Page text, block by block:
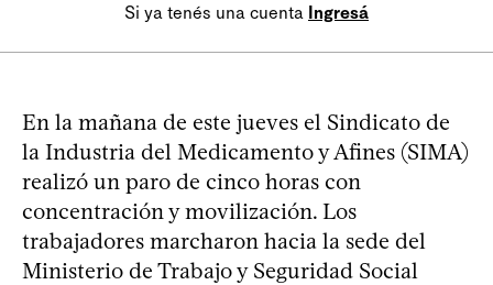
Si ya tenés una cuenta Ingresá
En la mañana de este jueves el Sindicato de
la Industria del Medicamento y Afines (SIMA)
realizó un paro de cinco horas con
concentración y movilización. Los
trabajadores marcharon hacia la sede del
Ministerio de Trabajo y Seguridad Social